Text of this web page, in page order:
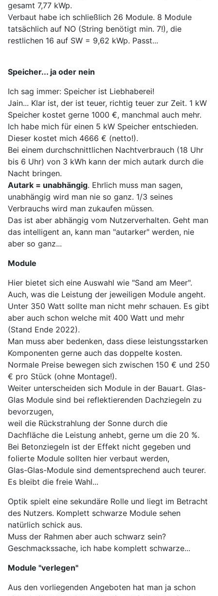
gesamt 7,77 kWp.
Verbaut habe ich schließlich 26 Module. 8 Module
tatsächlich auf NO (String benötigt min. 7!), die
restlichen 16 auf SW = 9,62 kWp. Passt...
Speicher... ja oder nein
Ich sag immer: Speicher ist Liebhaberei!
Jain... Klar ist, der ist teuer, richtig teuer zur Zeit. 1 kW
Speicher kostet gerne 1000 €, manchmal auch mehr.
Ich habe mich für einen 5 kW Speicher entschieden.
Dieser kostet mich 4666 € (netto!).
Bei einem durchschnittlichen Nachtverbrauch (18 Uhr
bis 6 Uhr) von 3 kWh kann der mich autark durch die
Nacht bringen.
Autark = unabhängig. Ehrlich muss man sagen,
unabhängig wird man nie so ganz. 1/3 seines
Verbrauchs wird man zukaufen müssen.
Das ist aber abhängig vom Nutzerverhalten. Geht man
das intelligent an, kann man "autarker" werden, nie
aber so ganz...
Module
Hier bietet sich eine Auswahl wie "Sand am Meer".
Auch, was die Leistung der jeweiligen Module angeht.
Unter 350 Watt sollte man nicht mehr schauen. Es gibt
aber auch schon welche mit 400 Watt und mehr
(Stand Ende 2022).
Man muss aber bedenken, dass diese leistungsstarken
Komponenten gerne auch das doppelte kosten.
Normale Preise bewegen sich zwischen 150 € und 250
€ pro Stück (ohne Montage!).
Weiter unterscheiden sich Module in der Bauart. Glas-
Glas Module sind bei reflektierenden Dachziegeln zu
bevorzugen,
weil die Rückstrahlung der Sonne durch die
Dachfläche die Leistung anhebt, gerne um die 20 %.
Bei Betonziegeln ist der Effekt nicht gegeben und
folierte Module sollten hier verbaut werden,
Glas-Glas-Module sind dementsprechend auch teurer.
Es bleibt die freie Wahl...
Optik spielt eine sekundäre Rolle und liegt im Betracht
des Nutzers. Komplett schwarze Module sehen
natürlich schick aus.
Muss der Rahmen aber auch schwarz sein?
Geschmackssache, ich habe komplett schwarze...
Module "verlegen"
Aus den vorliegenden Angeboten hat man ja schon